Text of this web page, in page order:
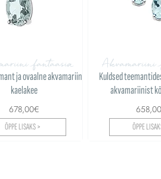
fantaasia
ja ovaalne akvamariin
kaelakee
678,00€
ÕPPE LISAKS >
Akvamariini
Kuldsed
akvamariinist
ÕPPE